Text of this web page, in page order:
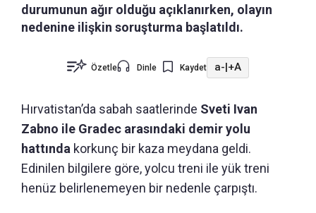
durumunun ağır olduğu açıklanırken, olayın
nedenine ilişkin soruşturma başlatıldı.
Özetle Dinle Kaydet a- +A
Hırvatistan’da sabah saatlerinde Sveti Ivan
Zabno ile Gradec arasındaki demir yolu
hattında korkunç bir kaza meydana geldi.
Edinilen bilgilere göre, yolcu treni ile yük treni
henüz belirlenemeyen bir nedenle çarpıştı.